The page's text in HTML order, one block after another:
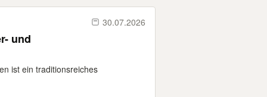
30.07.2026
und
ist ein traditionsreiches